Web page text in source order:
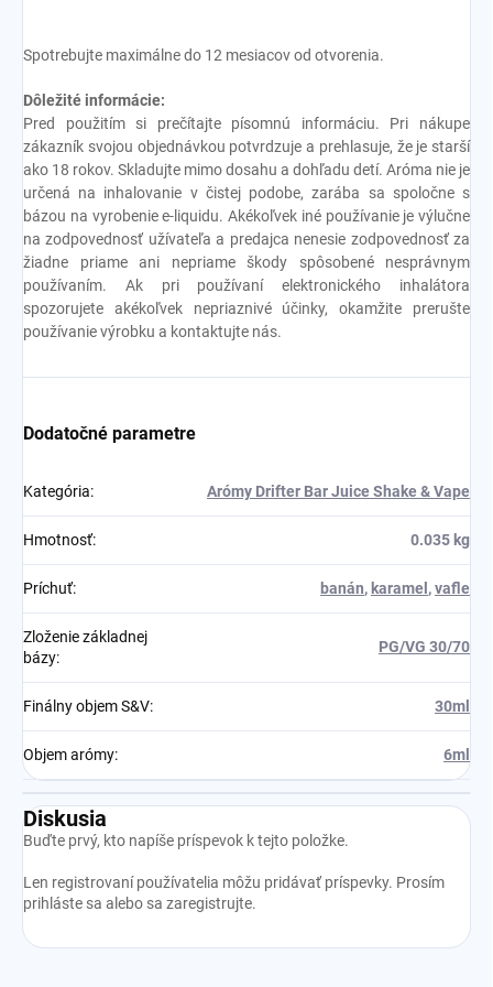
Spotrebujte maximálne do 12 mesiacov od otvorenia.
Dôležité informácie:
Pred použitím si prečítajte písomnú informáciu. Pri nákupe
zákazník svojou objednávkou potvrdzuje a prehlasuje, že je starší
ako 18 rokov. Skladujte mimo dosahu a dohľadu detí. Aróma nie je
určená na inhalovanie v čistej podobe, zarába sa spoločne s
bázou na vyrobenie e-liquidu. Akékoľvek iné používanie je výlučne
na zodpovednosť užívateľa a predajca nenesie zodpovednosť za
žiadne priame ani nepriame škody spôsobené nesprávnym
používaním. Ak pri používaní elektronického inhalátora
spozorujete akékoľvek nepriaznivé účinky, okamžite prerušte
používanie výrobku a kontaktujte nás.
Dodatočné parametre
Kategória: Arómy Drifter Bar Juice Shake & Vape
Hmotnosť: 0.035 kg
Príchuť: banán, karamel ,vafle
Zloženie základnej
bázy:
PG/VG 30/70
Finálny objem S&V: 30ml
Objem arómy: 6ml
Diskusia
Buďte prvý, kto napíše príspevok k tejto položke.
Len registrovaní používatelia môžu pridávať príspevky. Prosím
prihláste sa alebo sa zaregistrujte.